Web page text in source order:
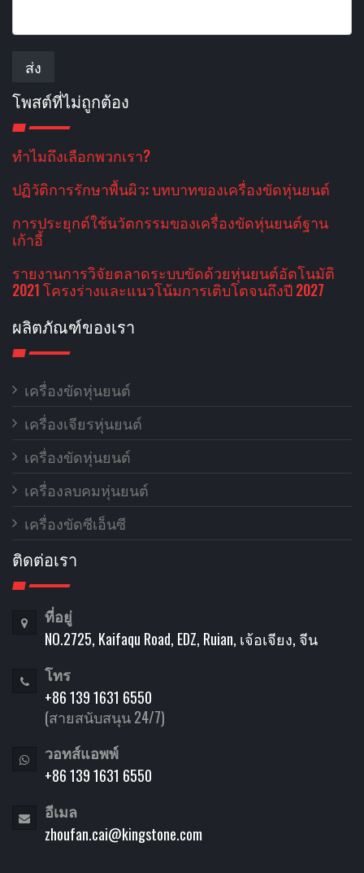
ส่ง
โพสต์ที่ไม่ถูกต้อง
ทําไมถึงเลือกพวกเรา?
ปฏิวัติการรักษาพื้นผิว: บทบาทของเครื่องขัดหุ่นยนต์
การประยุกต์ใช้นวัตกรรมของเครื่องขัดหุ่นยนต์ฐาน
เก้าอี้
รายงานการวิจัยตลาดระบบขัดด้วยหุ่นยนต์อัตโนมัติ
2021 โครงร่างและแนวโน้มการเติบโตจนถึงปี 2027
ผลิตภัณฑ์ของเรา
เครื่องขัดหุ่นยนต์
เครื่องเจียรหุ่นยนต์
เครื่องขัดหุ่นยนต์
เครื่องลบคมหุ่นยนต์
เครื่องขัดซีเอ็นซี
ติดต่อเรา
ที่อยู่
NO.2725, Kaifaqu Road, EDZ, Ruian, เจ้อเจียง, จีน
โทร
+86 139 1631 6550
(สายสนับสนุน 24/7)
วอทส์แอพพ์
+86 139 1631 6550
อีเมล
zhoufan.cai@kingstone.com